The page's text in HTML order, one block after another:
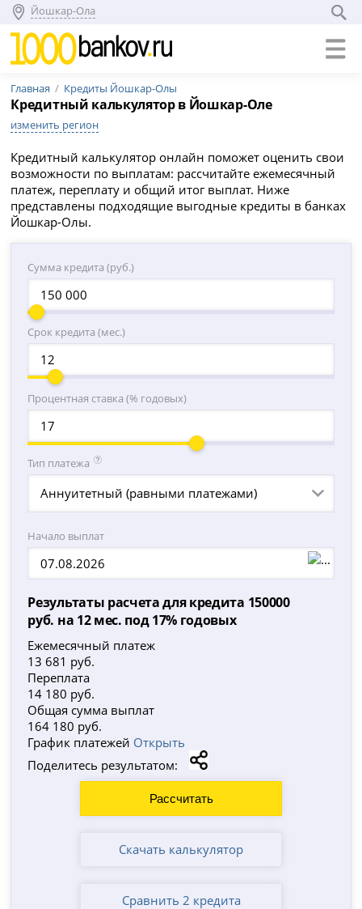
Йошкар-Ола
Главная Кредиты Йошкар-Олы
Кредитный калькулятор в Йошкар-Оле
изменить регион
Кредитный калькулятор онлайн поможет оценить свои
возможности по выплатам: рассчитайте ежемесячный
платеж, переплату и общий итог выплат. Ниже
представлены подходящие выгодные кредиты в банках
Йошкар-Олы.
Сумма кредита (руб.)
Срок кредита (мес.)
Процентная ставка (% годовых)
Тип платежа
Аннуитетный (равными платежами)
Начало выплат
Результаты расчета для кредита 150000
руб. на 12 мес. под 17% годовых
Ежемесячный платеж
13 681 руб.
Переплата
14 180 руб.
Общая сумма выплат
164 180 руб.
График платежей Открыть
Поделитесь результатом:
Скачать калькулятор
Сравнить 2 кредита